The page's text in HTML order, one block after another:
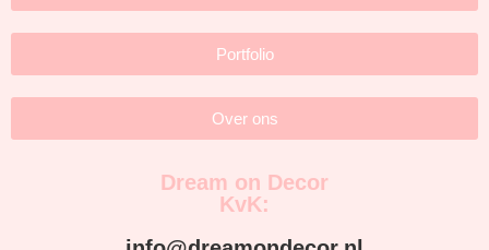
Portfolio
Over ons
Dream on Decor
KvK: